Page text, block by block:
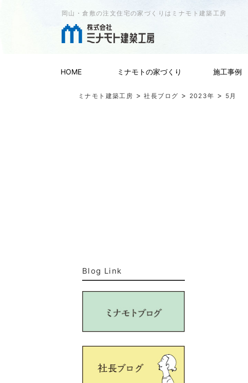
岡山・倉敷の注文住宅の家づくりはミナモト建築工房
HOME ミナモトの家づくり 施工事例
ミナモト建築工房 >社長ブログ > 2023年 > 5月
Blog Link